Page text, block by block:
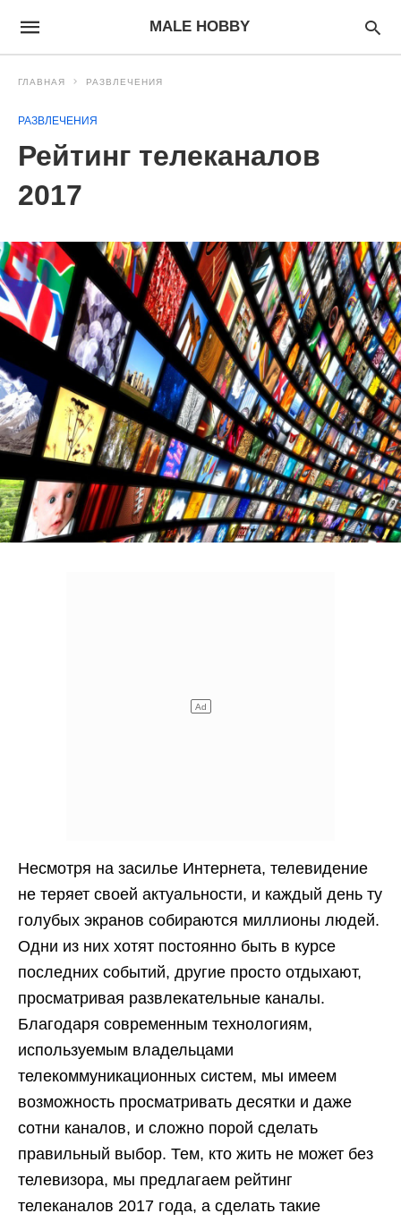
MALE HOBBY
ГЛАВНАЯ РАЗВЛЕЧЕНИЯ
РАЗВЛЕЧЕНИЯ
Рейтинг телеканалов
2017
Несмотря на засилье Интернета, телевидение
не теряет своей актуальности, и каждый день ту
голубых экранов собираются миллионы людей.
Одни из них хотят постоянно быть в курсе
последних событий, другие просто отдыхают,
просматривая развлекательные каналы.
Благодаря современным технологиям,
используемым владельцами
телекоммуникационных систем, мы имеем
возможность просматривать десятки и даже
сотни каналов, и сложно порой сделать
правильный выбор. Тем, кто жить не может без
телевизора, мы предлагаем рейтинг
телеканалов 2017 года, а сделать такие